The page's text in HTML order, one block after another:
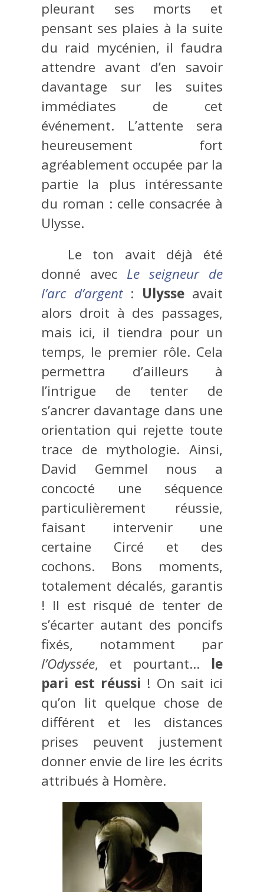
pleurant ses morts et
pensant ses plaies à la suite
du raid mycénien, il faudra
attendre avant d’en savoir
davantage sur les suites
immédiates de cet
événement. L’attente sera
heureusement fort
agréablement occupée par la
partie la plus intéressante
du roman : celle consacrée à
Ulysse.
Le ton avait déjà été
donné avec Le seigneur de
l’arc d’argent: Ulysseavait
alors droit à des passages,
mais ici, il tiendra pour un
temps, le premier rôle. Cela
permettra d’ailleurs à
l’intrigue de tenter de
s’ancrer davantage dans une
orientation qui rejette toute
trace de mythologie. Ainsi,
David Gemmel nous a
concocté une séquence
particulièrement réussie,
faisant intervenir une
certaine Circé et des
cochons. Bons moments,
totalement décalés, garantis
! Il est risqué de tenter de
s’écarter autant des poncifs
fixés, notamment par
l’Odyssée, et pourtant… le
pari est réussi ! On sait ici
qu’on lit quelque chose de
différent et les distances
prises peuvent justement
donner envie de lire les écrits
attribués à Homère.